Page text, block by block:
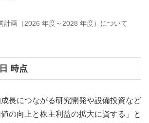
計画（2026 年度～2028 年度）について
時点
長につながる研究開発や設備投資など
の向上と株主利益の拡大に資する」と